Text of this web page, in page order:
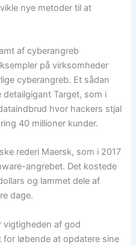
nye metoder til at
af cyberangreb
på virksomheder
cyberangreb. Et sådan
Target, som i
hvor hackers stjal
40 millioner kunder.
rederi Maersk, som i 2017
angrebet. Det kostede
og lammet dele af
dage.
vigtigheden af god
løbende at opdatere sine